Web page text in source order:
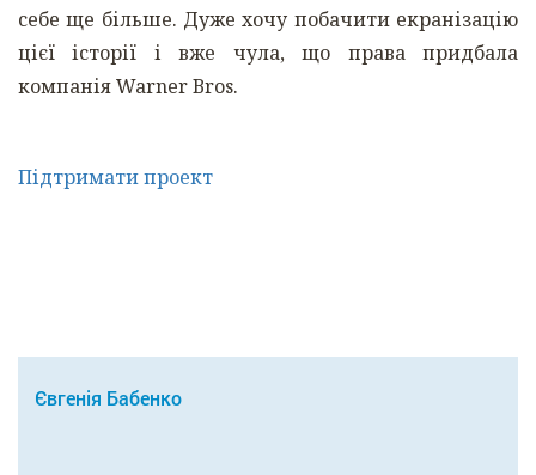
себе ще більше. Дуже хочу побачити екранізацію
цієї історії і вже чула, що права придбала
компанія Warner Bros.
Підтримати проект
Євгенія Бабенко